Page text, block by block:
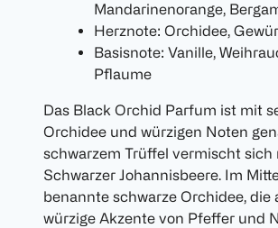
Mandarinenorange,
Herznote: Orchidee,
Basisnote: Vanille,
Pflaume
Das Black Orchid Parfum ist mit
Orchidee und würzigen Noten
schwarzem Trüffel vermischt
Schwarzer Johannisbeere. Im
benannte schwarze Orchidee,
würzige Akzente von Pfeffer und